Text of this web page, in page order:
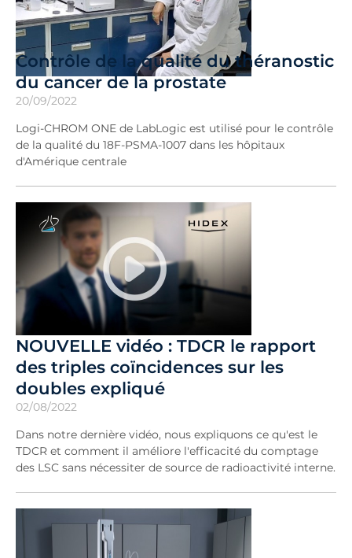
Contrôle de la qualité du théranostic
du cancer de la prostate
20/09/2022
Logi-CHROM ONE de LabLogic est utilisé pour le contrôle
de la qualité du 18F-PSMA-1007 dans les hôpitaux
d'Amérique centrale
NOUVELLE vidéo : TDCR le rapport
des triples coïncidences sur les
doubles expliqué
02/08/2022
Dans notre dernière vidéo, nous expliquons ce qu'est le
TDCR et comment il améliore l'efficacité du comptage
des LSC sans nécessiter de source de radioactivité interne.